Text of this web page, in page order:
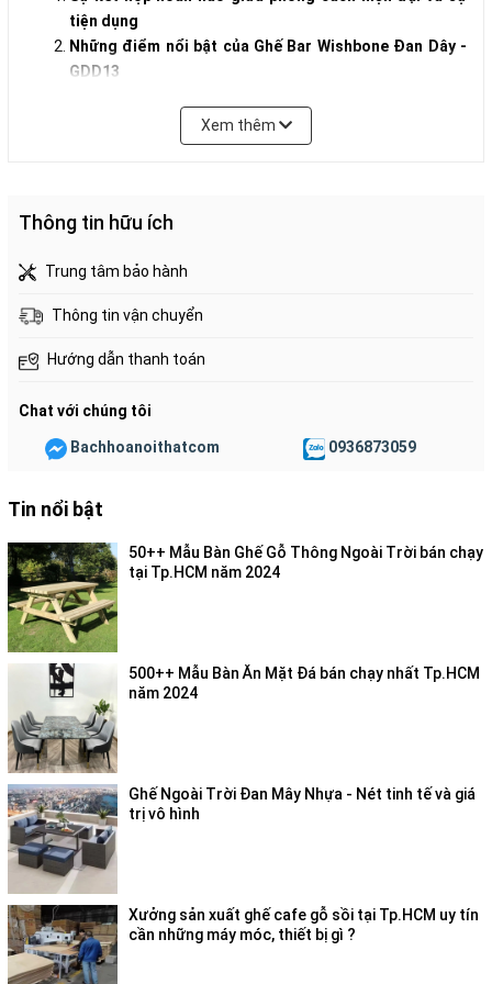
tiện dụng
Những điểm nổi bật của Ghế Bar Wishbone Đan Dây -
GDD13
Đan dây dù bền đẹp, tạo nét độc đáo:
Thiết kế tinh tế, phù hợp với nhiều phong cách:
Ghế Bar Wishbone Đan Dây - GDD13: Sự lựa chọn hoàn
Quán bar hiện đại:
Không gian ngoài trời:
Ưu điểm vượt trội của Ghế Bar Wishbone Đan Dây -
Kết luận:
Xem thêm
Thông tin hữu ích
Trung tâm bảo hành
Thông tin vận chuyển
Hướng dẫn thanh toán
Chat với chúng tôi
Bachhoanoithatcom 0936873059
Tin nổi bật
50++ Mẫu Bàn Ghế Gỗ Thông Ngoài Trời bán chạy
tại Tp.HCM năm 2024
500++ Mẫu Bàn Ăn Mặt Đá bán chạy nhất Tp.HCM
năm 2024
Ghế Ngoài Trời Đan Mây Nhựa - Nét tinh tế và giá
trị vô hình
Xưởng sản xuất ghế cafe gỗ sồi tại Tp.HCM uy tín
cần những máy móc, thiết bị gì ?